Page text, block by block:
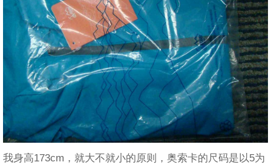
我身高173cm，就大不就小的原则，奥索卡的尺码是以5为